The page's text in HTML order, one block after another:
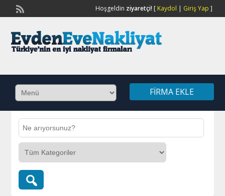
Hoşgeldin ziyaretçi![ Kaydol | Giriş Yap ]
FIRMA EKLE